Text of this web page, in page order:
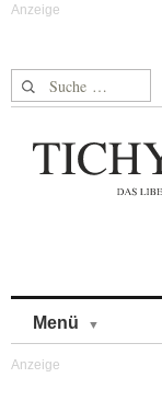
Suche nach:
Menü